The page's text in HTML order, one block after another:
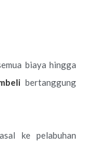
biaya hingga
bertanggung
ke pelabuhan